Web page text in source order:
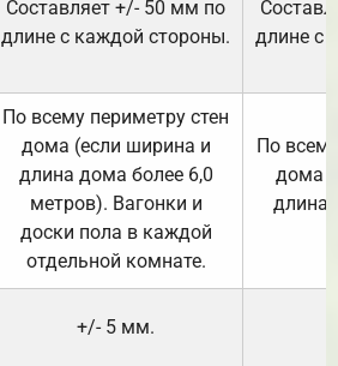
Составляет +/- 50 мм по
длине с каждой стороны.
длине с
По всему периметру стен
дома (если ширина и
длина дома более 6,0
метров). Вагонки и
доски пола в каждой
отдельной комнате.
По
дома
длина
+/- 5 мм.